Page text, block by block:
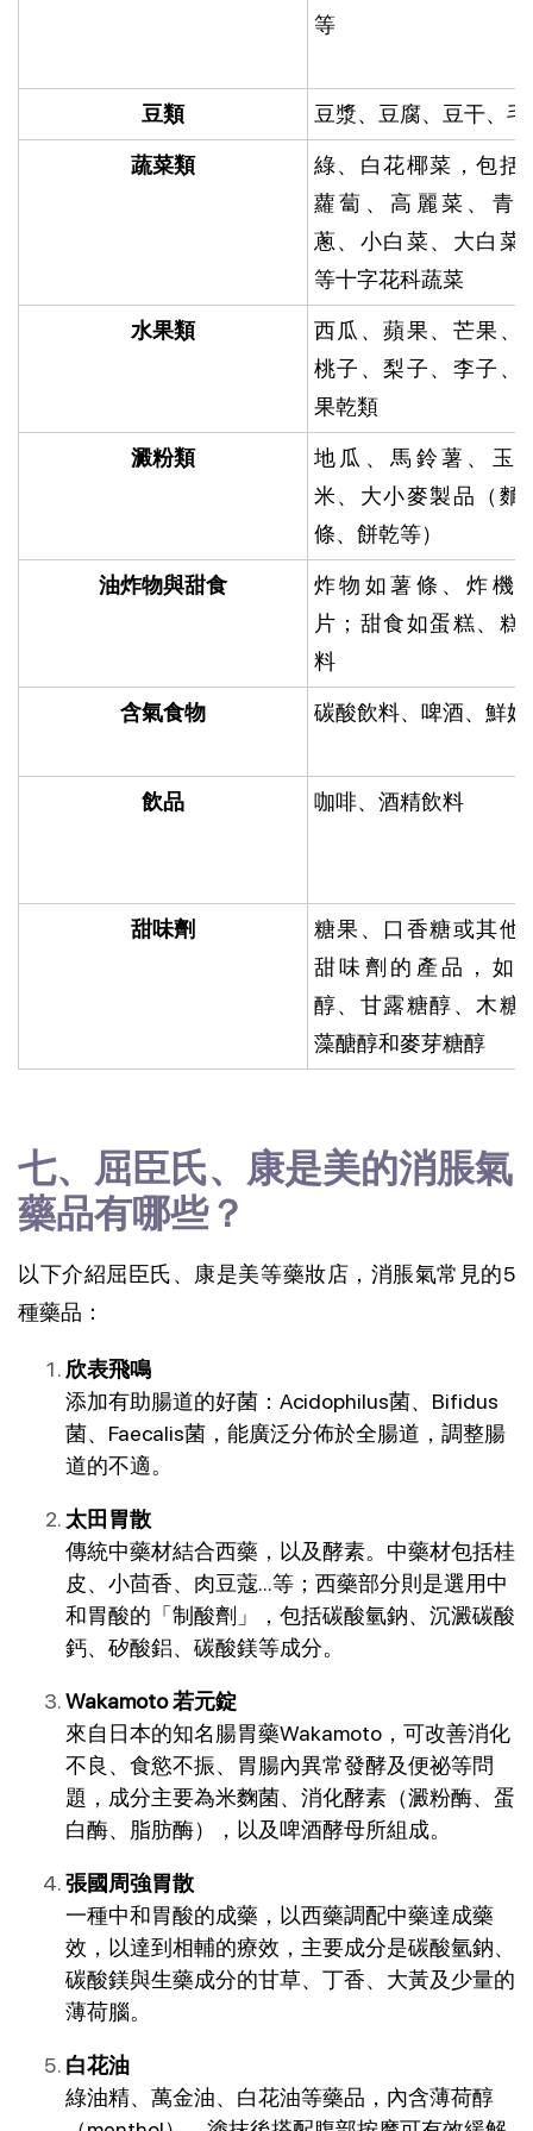
等
豆類 豆漿、豆腐、豆干、
蔬菜類
綠、白花椰菜，包括
蘿蔔、高麗菜、青
蔥、小白菜、大白菜
等十字花科蔬菜
水果類
西瓜、蘋果、芒果、
桃子、梨子、李子、
果乾類
澱粉類
地瓜、馬鈴薯、玉
米、大小麥製品（麵
條、餅乾等）
油炸物與甜食
炸物如薯條、炸機
片；甜食如蛋糕、糕
料
含氣食物 碳酸飲料、啤酒、鮮奶
飲品 咖啡、酒精飲料
甜味劑
糖果、口香糖或其他
甜味劑的產品，如
醇、甘露糖醇、木糖
藻醣醇和麥芽糖醇
七、屈臣氏、康是美的消脹氣
藥品有哪些？
以下介紹屈臣氏、康是美等藥妝店，消脹氣常見的5
種藥品：
欣表飛鳴
添加有助腸道的好菌：Acidophilus菌、Bifidus
菌、Faecalis菌，能廣泛分佈於全腸道，調整腸
道的不適。
太田胃散
傳統中藥材結合西藥，以及酵素。中藥材包括桂
皮、小茴香、肉豆蔻...等；西藥部分則是選用中
和胃酸的「制酸劑」，包括碳酸氫鈉、沉澱碳酸
鈣、矽酸鋁、碳酸鎂等成分。
Wakamoto 若元錠
來自日本的知名腸胃藥Wakamoto，可改善消化
不良、食慾不振、胃腸內異常發酵及便祕等問
題，成分主要為米麴菌、消化酵素（澱粉酶、蛋
白酶、脂肪酶），以及啤酒酵母所組成。
張國周強胃散
一種中和胃酸的成藥，以西藥調配中藥達成藥
效，以達到相輔的療效，主要成分是碳酸氫鈉、
碳酸鎂與生藥成分的甘草、丁香、大黃及少量的
薄荷腦。
白花油
綠油精、萬金油、白花油等藥品，內含薄荷醇